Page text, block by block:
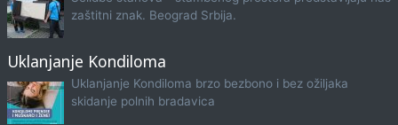
zaštitni znak. Beograd Srbija.
Uklanjanje Kondiloma
Uklanjanje Kondiloma brzo bezbono i bez ožiljaka
skidanje polnih bradavica